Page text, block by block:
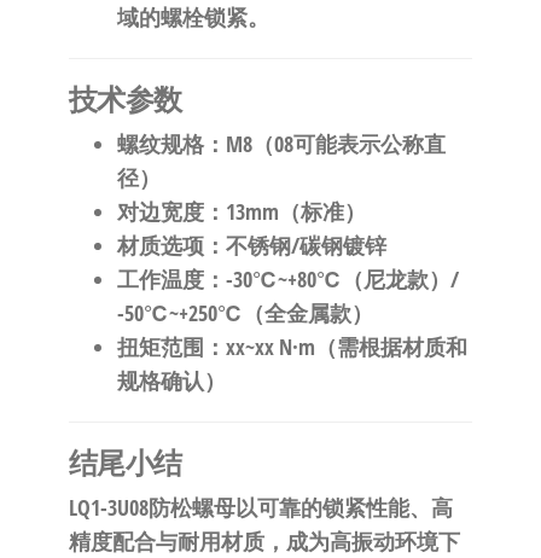
域的螺栓锁紧。
​技术参数​
​螺纹规格​​：M8（08可能表示公称直
径）
​对边宽度​​：13mm（标准）
​材质选项​​：不锈钢/碳钢镀锌
​工作温度​​：-30℃~+80℃（尼龙款）/
-50℃~+250℃（全金属款）
​扭矩范围​ ​：xx~xx N·m（需根据材质和
规格确认）
​结尾小结​
LQ1-3U08防松螺母以可靠的锁紧性能、高
精度配合与耐用材质，成为高振动环境下